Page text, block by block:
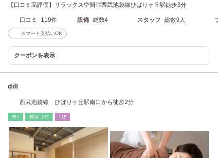
【口コミ高評価】リラックス空間◎西武池袋線ひばりヶ丘駅徒歩3分
口コミ 119件 設備 総数4 スタッフ 総数9人
スマート支払いOK
クーポンを表示
dill
西武池袋線 ひばりヶ丘駅南口から徒歩2分
ﾘﾗｸ 整体･ｶｲﾛ ｴｽﾃ